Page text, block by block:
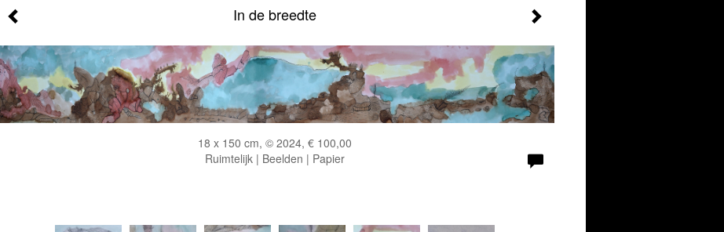
In de breedte
18 x 150 cm, © 2024, € 100,00
Ruimtelijk | Beelden | Papier